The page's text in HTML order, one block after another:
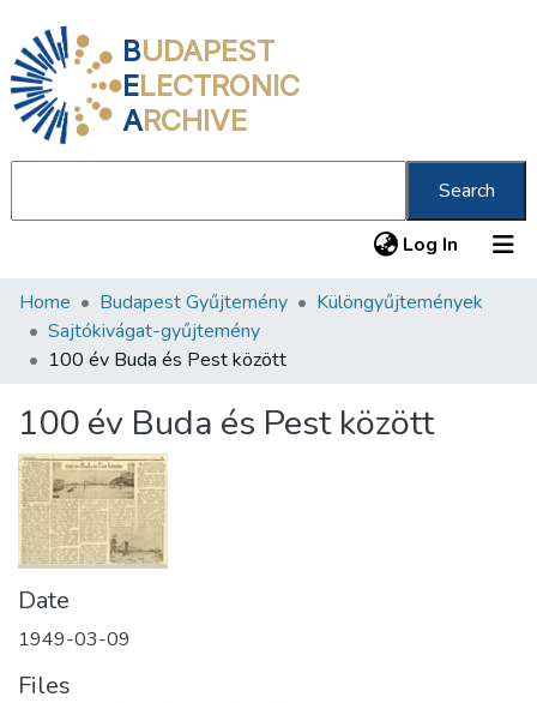
BUDAPEST
ELECTRONIC
ARCHIVE
Search
Log In (current)
Communities & Collections
All of DSpace
About us
Home Budapest Gyűjtemény
Különgyűjtemények
Sajtókivágat-gyűjtemény
100 év Buda és Pest között
100 év Buda és Pest között
Date
1949-03-09
Files